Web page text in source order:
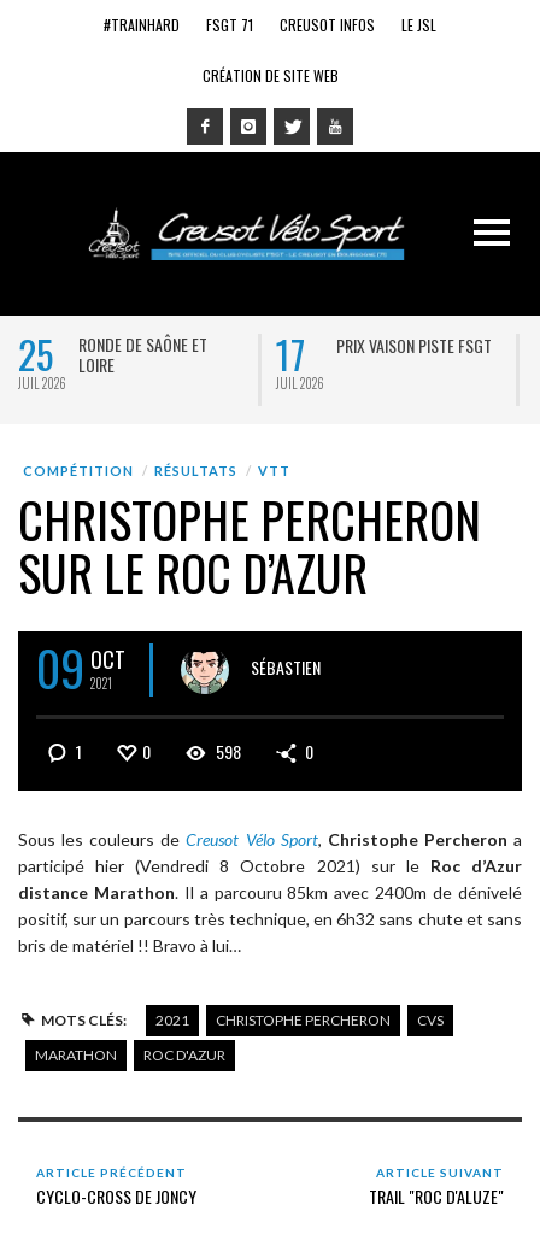
#TRAINHARD FSGT 71 CREUSOT INFOS LE JSL
CRÉATION DE SITE WEB
25
JUIL 2026
RONDE DE SAÔNE ET
LOIRE
17
JUIL 2026
PRIX VAISON PISTE FSGT
COMPÉTITION RÉSULTATS VTT
CHRISTOPHE PERCHERON
SUR LE ROC D’AZUR
09 OCT
2021
SÉBASTIEN
1 0 598 0
Sous les couleurs deCreusot Vélo Sport, Christophe Percheron a
participé hier (Vendredi 8 Octobre 2021) sur le Roc d’Azur
distance Marathon. Il a parcouru 85km avec 2400m de dénivelé
positif, sur un parcours très technique, en 6h32 sans chute et sans
bris de matériel !! Bravo à lui…
MOTS CLÉS: 2021 CHRISTOPHE PERCHERON
CVS
MARATHON
ROC D'AZUR
ARTICLE PRÉCÉDENT
CYCLO-CROSS DE JONCY
ARTICLE SUIVANT
TRAIL "ROC D'ALUZE"